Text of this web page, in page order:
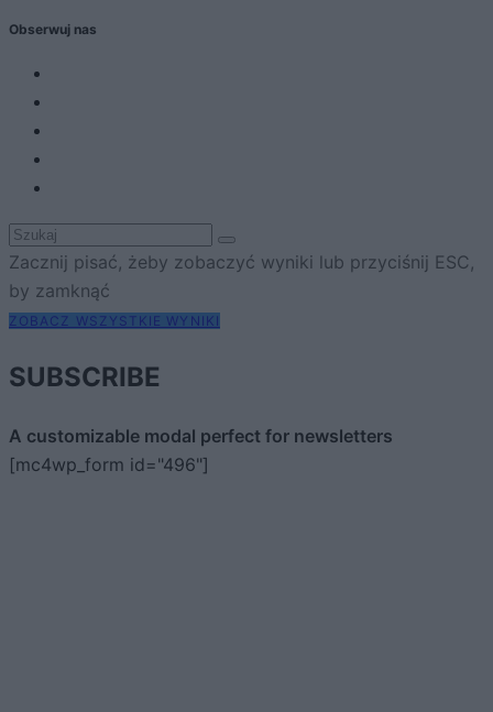
Obserwuj nas
Zacznij pisać, żeby zobaczyć wyniki lub przyciśnij ESC,
by zamknąć
ZOBACZ WSZYSTKIE WYNIKI
SUBSCRIBE
A customizable modal perfect for newsletters
[mc4wp_form id="496"]